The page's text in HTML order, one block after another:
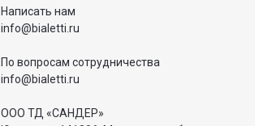
Написать нам
info@bialetti.ru
По вопросам сотрудничества
info@bialetti.ru
ООО ТД «САНДЕР»